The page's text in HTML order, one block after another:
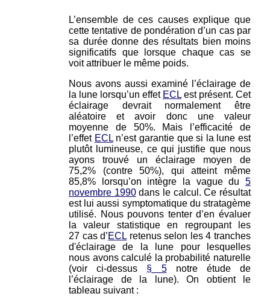
L’ensemble de ces causes explique que
cette tentative de pondération d’un cas par
sa durée donne des résultats bien moins
significatifs que lorsque chaque cas se
voit attribuer le même poids.
Nous avons aussi examiné l’éclairage de
la lune lorsqu’un effet ECL est présent. Cet
éclairage devrait normalement être
aléatoire et avoir donc une valeur
moyenne de 50%. Mais l’efficacité de
l’effet ECLn’est garantie que si la lune est
plutôt lumineuse, ce qui justifie que nous
ayons trouvé un éclairage moyen de
75,2% (contre 50%), qui atteint même
85,8% lorsqu’on intègre la vague du 5
novembre 1990dans le calcul. Ce résultat
est lui aussi symptomatique du stratagème
utilisé. Nous pouvons tenter d’en évaluer
la valeur statistique en regroupant les
27 cas d’ECL retenus selon les 4 tranches
d'éclairage de la lune pour lesquelles
nous avons calculé la probabilité naturelle
(voir ci-dessus § 5notre étude de
l’éclairage de la lune). On obtient le
tableau suivant :